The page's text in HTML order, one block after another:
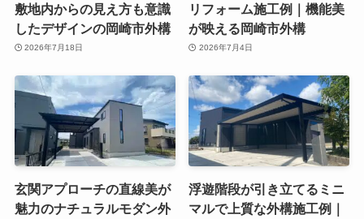
敷地内からの見え方も意識
したデザインの岡崎市外構
2026年7月18日
リフォーム施工例｜機能美
が映える岡崎市外構
2026年7月4日
玄関アプローチの直線美が
魅力のナチュラルモダン外
浮遊階段が引き立てるミニ
マルで上質な外構施工例｜